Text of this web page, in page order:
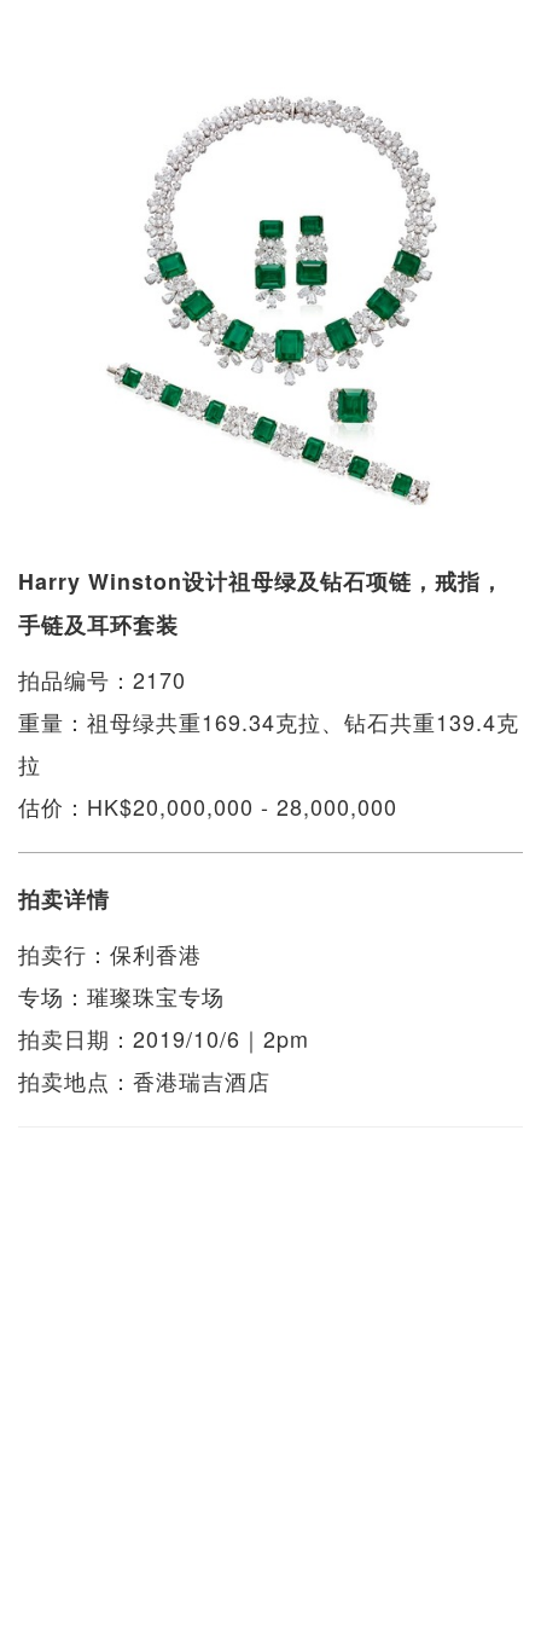
Harry Winston设计祖母绿及钻石项链，戒指，
手链及耳环套装
拍品编号：2170
重量：祖母绿共重169.34克拉、钻石共重139.4克
拉
估价：HK$20,000,000 - 28,000,000
拍卖详情
拍卖行：保利香港
专场：璀璨珠宝专场
拍卖日期：2019/10/6｜2pm
拍卖地点：香港瑞吉酒店